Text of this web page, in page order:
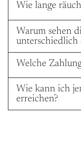
Wie lange
Warum sehen
unterschiedlich
Welche
Wie kann ich
erreichen?